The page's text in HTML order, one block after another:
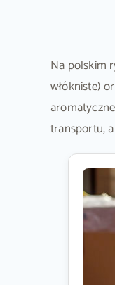
Na polskim
włókniste)
transportu,